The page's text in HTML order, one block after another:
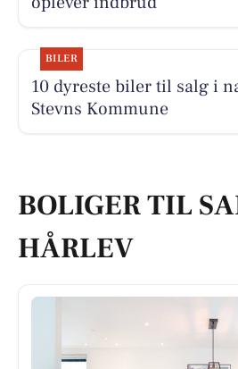
BILER
10 dyreste biler til salg i
Stevns Kommune
BOLIGER TIL
HÅRLEV